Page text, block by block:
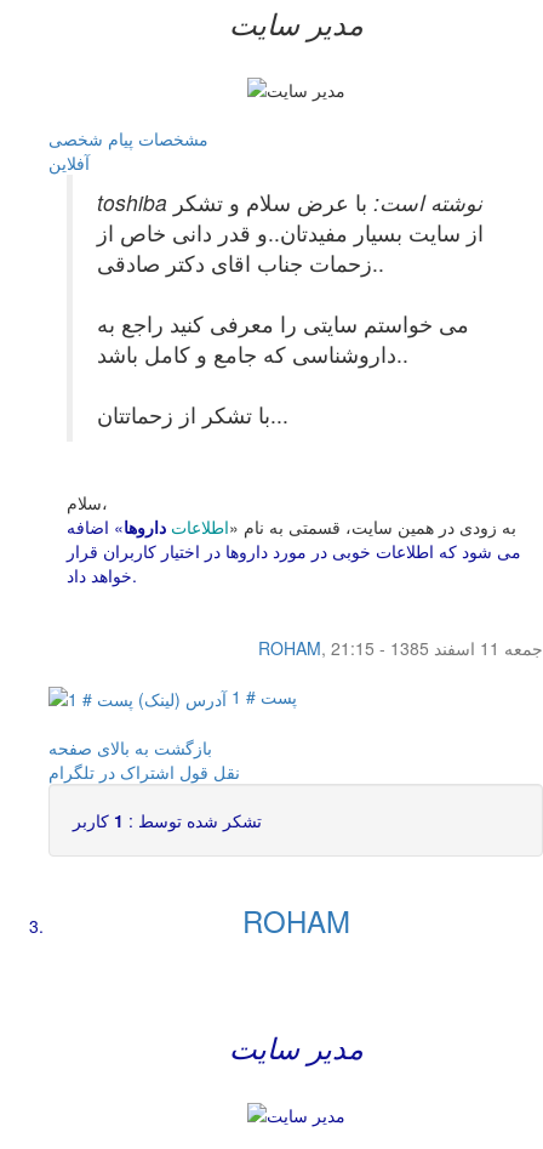
مدیر سایت
مشخصات پیام شخصی
آفلاين
toshiba نوشته است: با عرض سلام و تشکر
از سایت بسیار مفیدتان..و قدر دانی خاص از
زحمات جناب اقای دکتر صادقی..
می خواستم سایتی را معرفی کنید راجع به
داروشناسی که جامع و کامل باشد..
با تشکر از زحماتتان...
سلام،
به زودی در همین سایت، قسمتی به نام «اطلاعات داروها» اضافه
می شود که اطلاعات خوبی در مورد داروها در اختیار کاربران قرار
خواهد داد.
ROHAM,
جمعه 11 اسفند 1385 - 21:15
پست # 1
بازگشت به بالای صفحه
نقل قول اشتراک در تلگرام
تشکر شده توسط : 1 کاربر
ROHAM
مدیر سایت